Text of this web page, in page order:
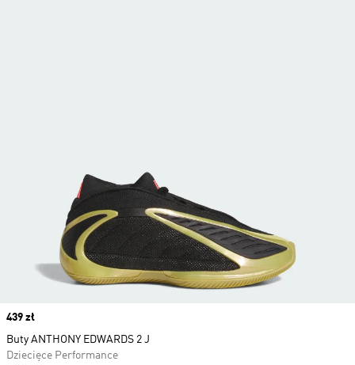
Price
439 zł
Buty ANTHONY EDWARDS 2 J
Dziecięce Performance